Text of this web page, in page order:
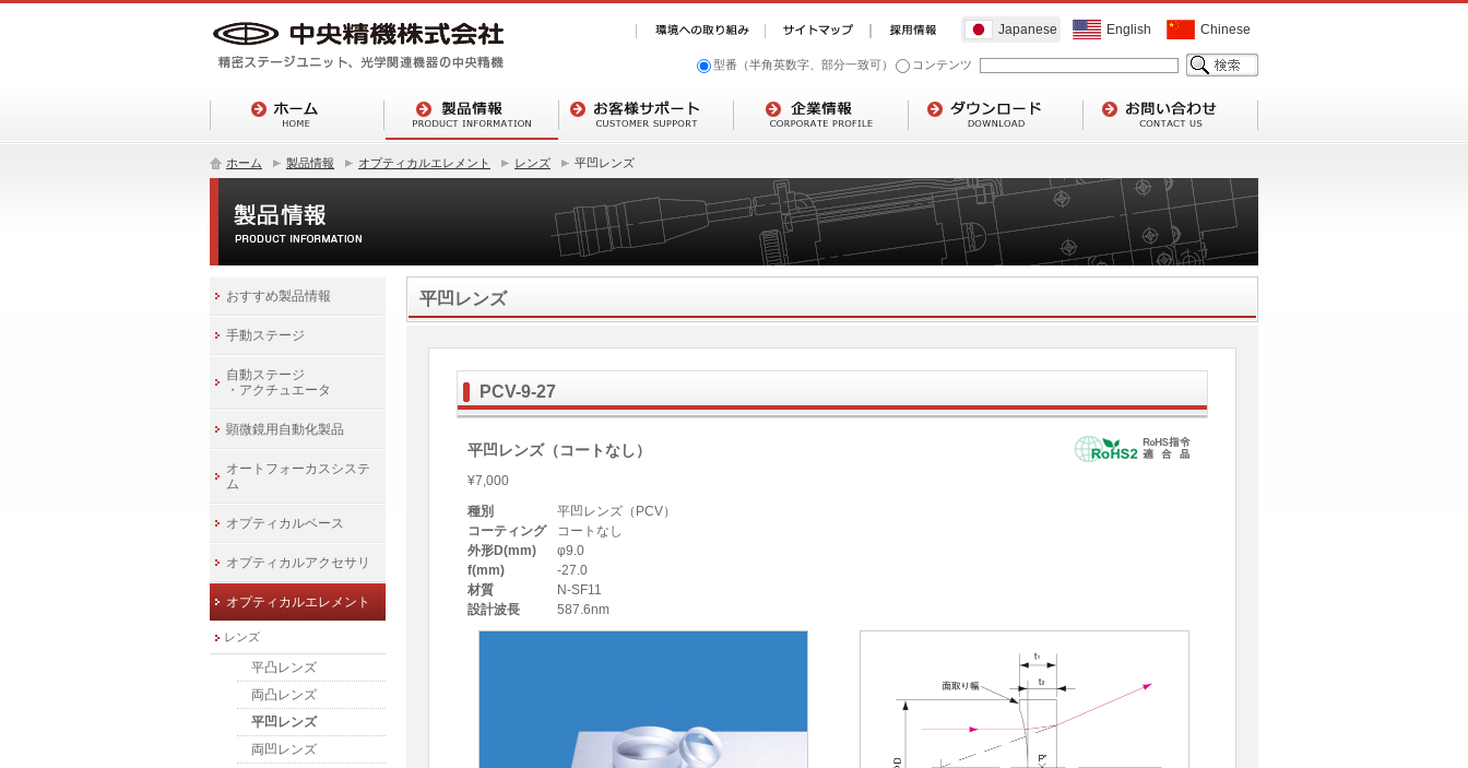
Japanese English Chinese
型番（半角英数字、部分一致可） コンテンツ
ホーム 製品情報 オプティカルエレメント レンズ 平凹レンズ
平凹レンズ
PCV-9-27
平凹レンズ（コートなし）
¥7,000
種別
平凹レンズ（PCV）
コーティング
コートなし
外形D(mm)
φ9.0
f(mm)
-27.0
材質
N-SF11
設計波長
587.6nm
おすすめ製品情報
手動ステージ
自動ステージ
・アクチュエータ
顕微鏡用自動化製品
オートフォーカスシステ
ム
オプティカルベース
オプティカルアクセサリ
オプティカルエレメント
レンズ
平凸レンズ
両凸レンズ
平凹レンズ
両凹レンズ